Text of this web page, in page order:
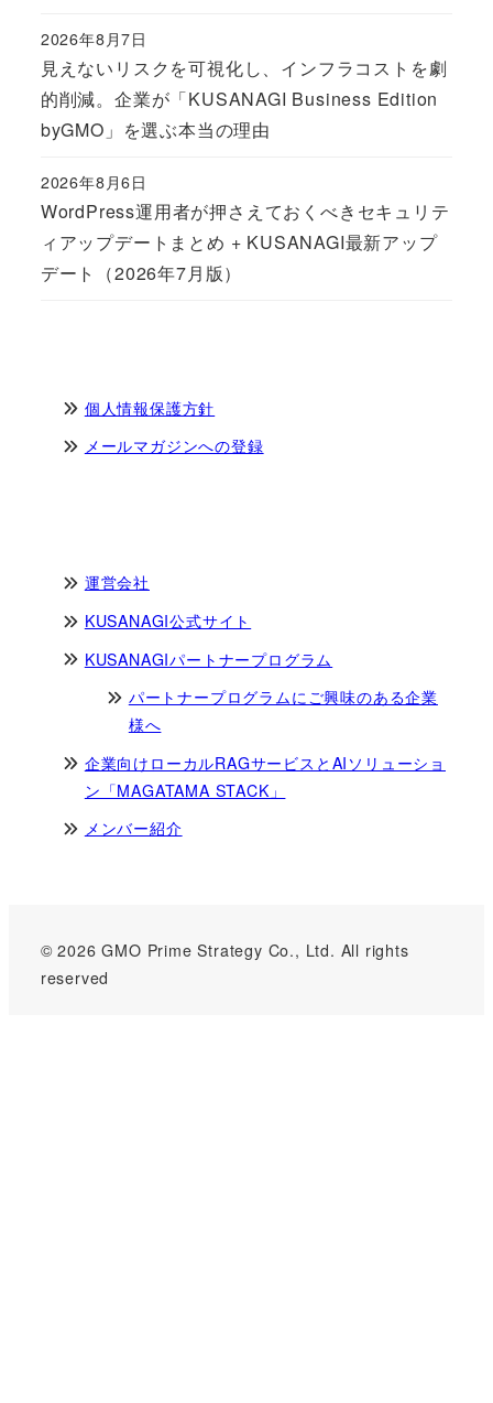
見えないリスクを可視化し、インフラコストを劇
的削減。企業が「KUSANAGI Business Edition
byGMO」を選ぶ本当の理由
Published
2026年8月7日
WordPress運用者が押さえておくべきセキュリテ
ィアップデートまとめ + KUSANAGI最新アップ
デート（2026年7月版）
Published
2026年8月6日
個人情報保護方針
メールマガジンへの登録
運営会社
KUSANAGI公式サイト
KUSANAGIパートナープログラム
パートナープログラムにご興味のある企業
様へ
企業向けローカルRAGサービスとAIソリューショ
ン「MAGATAMA STACK」
メンバー紹介
© 2026 GMO Prime Strategy Co., Ltd. All rights
reserved